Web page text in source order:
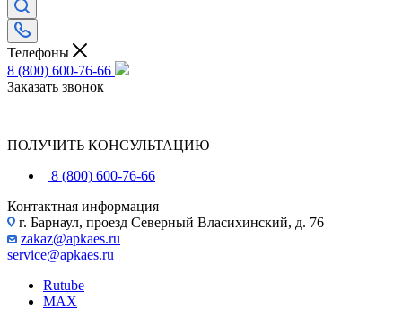
Телефоны
8 (800) 600-76-66
Заказать звонок
ПОЛУЧИТЬ КОНСУЛЬТАЦИЮ
8 (800) 600-76-66
Контактная информация
г. Барнаул, проезд Северный Власихинский, д. 76
zakaz@apkaes.ru
service@apkaes.ru
Rutube
MAX